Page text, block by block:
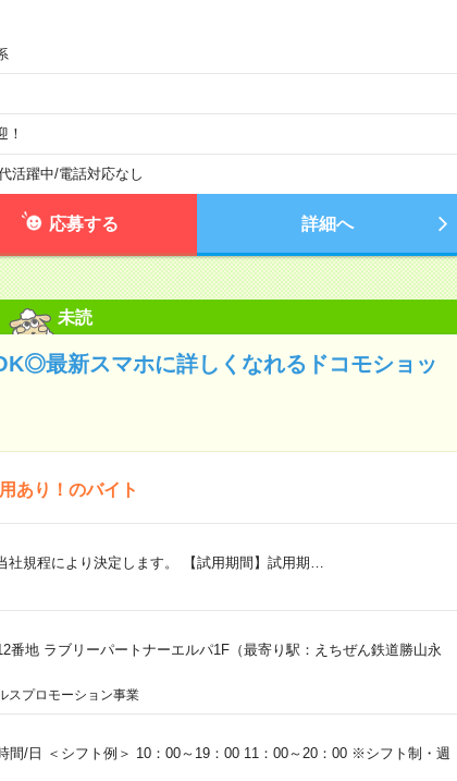
！
活躍中/電話対応なし
応募する 詳細へ
未読
最新スマホに詳しくなれるドコモショッ
あり！のバイト
規程により決定します。 【試用期間】試用期…
番地 ラブリーパートナーエルパ1F（最寄り駅：えちぜん鉄道勝山永
プロモーション事業
間/日 ＜シフト例＞ 10：00～19：00 11：00～20：00 ※シフト制・週